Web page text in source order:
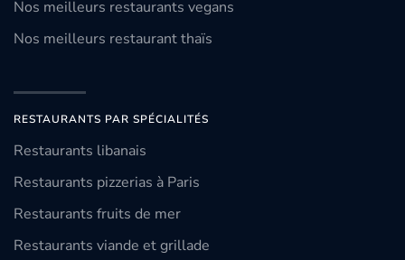
Nos meilleurs restaurants vegans
Nos meilleurs restaurant thaïs
RESTAURANTS PAR SPÉCIALITÉS
Restaurants libanais
Restaurants pizzerias à Paris
Restaurants fruits de mer
Restaurants viande et grillade